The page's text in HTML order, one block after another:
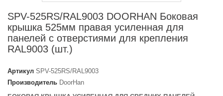
SPV-525RS/RAL9003 DOORHAN Боковая
крышка 525мм правая усиленная для
панелей с отверстиями для крепления
RAL9003 (шт.)
Артикул SPV-525RS/RAL9003
Производитель DoorHan